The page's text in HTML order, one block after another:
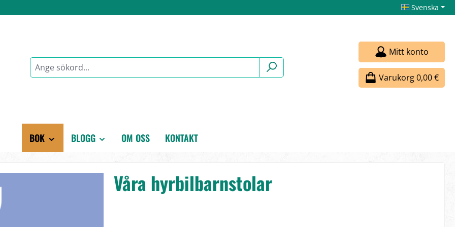
Svenska
Mitt konto
Varukorg0,00 €
BOK BLOGG OM OSS KONTAKT
Våra hyrbilbarnstolar